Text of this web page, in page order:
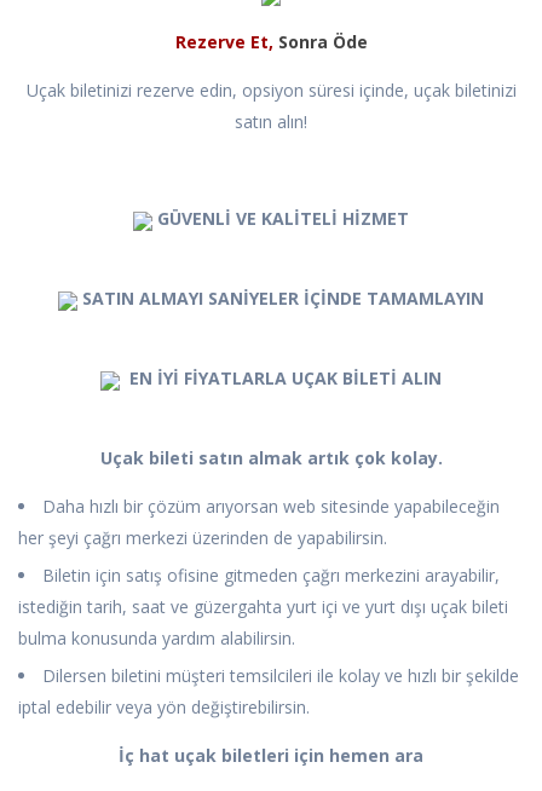
Rezerve Et, Sonra Öde
Uçak biletinizi rezerve edin, opsiyon süresi içinde, uçak biletinizi
satın alın!
GÜVENLİ VE KALİTELİ HİZMET
SATIN ALMAYI SANİYELER İÇİNDE TAMAMLAYIN
EN İYİ FİYATLARLA UÇAK BİLETİ ALIN
Uçak bileti satın almak artık çok kolay.
Daha hızlı bir çözüm arıyorsan web sitesinde yapabileceğin
her şeyi çağrı merkezi üzerinden de yapabilirsin.
Biletin için satış ofisine gitmeden çağrı merkezini arayabilir,
istediğin tarih, saat ve güzergahta yurt içi ve yurt dışı uçak bileti
bulma konusunda yardım alabilirsin.
Dilersen biletini müşteri temsilcileri ile kolay ve hızlı bir şekilde
iptal edebilir veya yön değiştirebilirsin.
İç hat uçak biletleri için hemen ara